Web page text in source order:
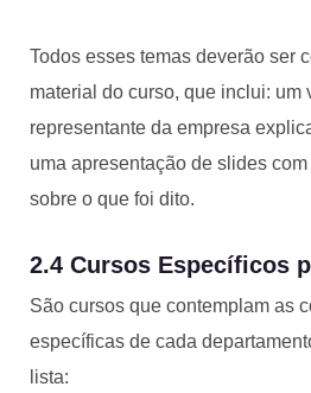
Todos esses temas deverão ser
material do curso, que inclui: um
representante da empresa
uma apresentação de slides
sobre o que foi dito.
2.4 Cursos Específicos
São cursos que contemplam as
específicas de cada
lista: